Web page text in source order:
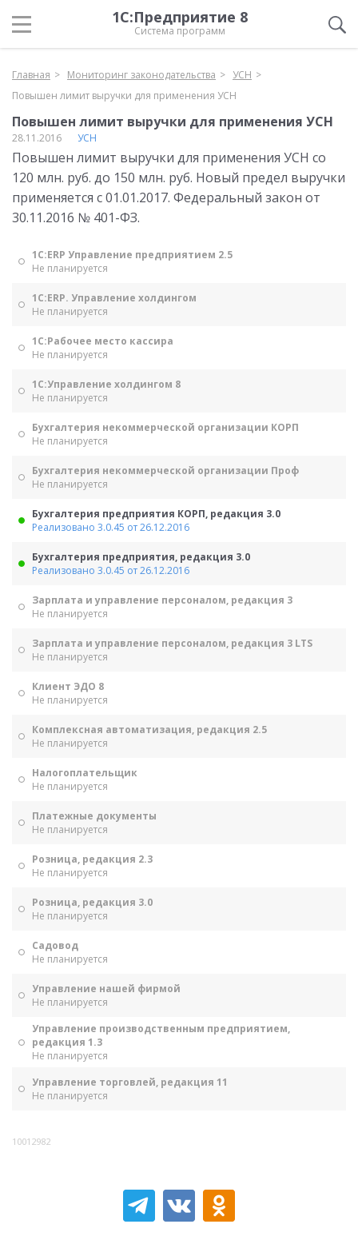
1С:Предприятие 8
Система программ
Главная Мониторинг законодательства
УСН
Повышен лимит выручки для применения УСН
Повышен лимит выручки для применения УСН
28.11.2016 УСН
Повышен лимит выручки для применения УСН со
120 млн. руб. до 150 млн. руб. Новый предел выручки
применяется с 01.01.2017. Федеральный закон от
30.11.2016 № 401-ФЗ.
1С:ERP Управление предприятием 2.5
Не планируется
1С:ERP. Управление холдингом
Не планируется
1С:Рабочее место кассира
Не планируется
1С:Управление холдингом 8
Не планируется
Бухгалтерия некоммерческой организации КОРП
Не планируется
Бухгалтерия некоммерческой организации Проф
Не планируется
Бухгалтерия предприятия КОРП, редакция 3.0
Реализовано 3.0.45 от 26.12.2016
Бухгалтерия предприятия, редакция 3.0
Реализовано 3.0.45 от 26.12.2016
Зарплата и управление персоналом, редакция 3
Не планируется
Зарплата и управление персоналом, редакция 3 LTS
Не планируется
Клиент ЭДО 8
Не планируется
Комплексная автоматизация, редакция 2.5
Не планируется
Налогоплательщик
Не планируется
Платежные документы
Не планируется
Розница, редакция 2.3
Не планируется
Розница, редакция 3.0
Не планируется
Садовод
Не планируется
Управление нашей фирмой
Не планируется
Управление производственным предприятием,
редакция 1.3
Не планируется
Управление торговлей, редакция 11
Не планируется
10012982